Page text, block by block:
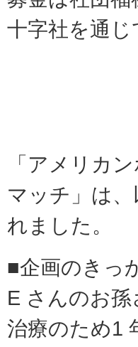
十字社を通
「アメリカ
マッチ」は
れました。
■企画のきっ
E さんのお
治療のため1